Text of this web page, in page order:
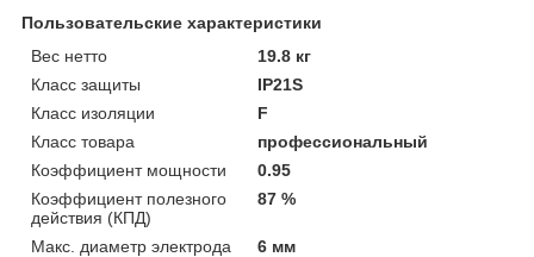
Пользовательские характеристики
Вес нетто
19.8 кг
Класс защиты
IP21S
Класс изоляции
F
Класс товара
профессиональный
Коэффициент мощности
0.95
Коэффициент полезного
действия (КПД)
87 %
Макс. диаметр электрода
6 мм